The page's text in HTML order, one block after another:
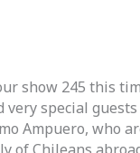
show 245 this
very special
Ampuero, who
of Chileans